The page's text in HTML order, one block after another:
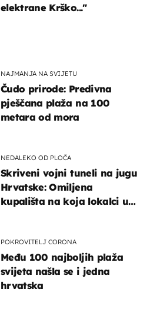
elektrane Krško..."
NAJMANJA NA SVIJETU
Čudo prirode: Predivna
pješčana plaža na 100
metara od mora
NEDALEKO OD PLOČA
Skriveni vojni tuneli na jugu
Hrvatske: Omiljena
kupališta na koja lokalci u
POKROVITELJ CORONA
Među 100 najboljih plaža
svijeta našla se i jedna
hrvatska